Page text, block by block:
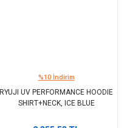
%10 İndirim
RYUJI UV PERFORMANCE HOODIE
SHIRT+NECK, ICE BLUE